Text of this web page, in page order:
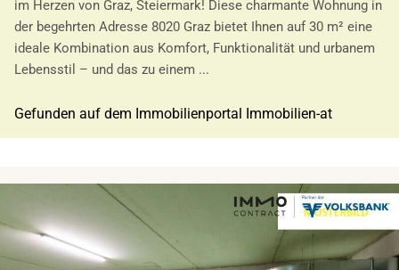
im Herzen von Graz, Steiermark! Diese charmante Wohnung in
der begehrten Adresse 8020 Graz bietet Ihnen auf 30 m² eine
ideale Kombination aus Komfort, Funktionalität und urbanem
Lebensstil – und das zu einem ...
Gefunden auf dem Immobilienportal Immobilien-at